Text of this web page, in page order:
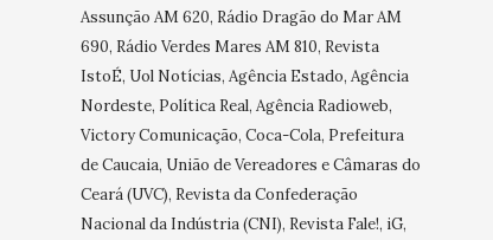
Assunção AM 620, Rádio Dragão do Mar AM
690, Rádio Verdes Mares AM 810, Revista
IstoÉ, Uol Notícias, Agência Estado, Agência
Nordeste, Política Real, Agência Radioweb,
Victory Comunicação, Coca-Cola, Prefeitura
de Caucaia, União de Vereadores e Câmaras do
Ceará (UVC), Revista da Confederação
Nacional da Indústria (CNI), Revista Fale!, iG,